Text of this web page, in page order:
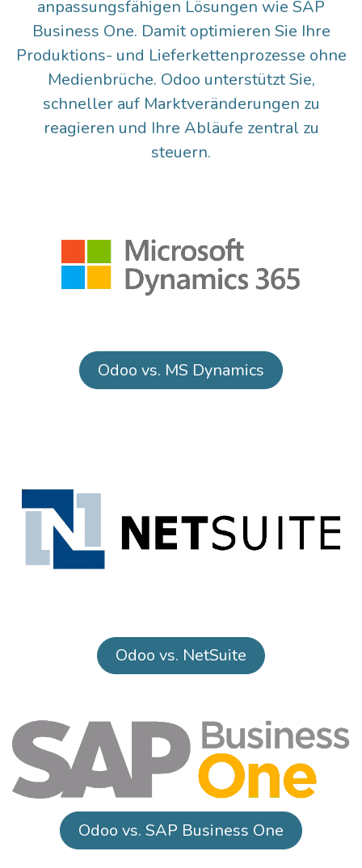
anpassungsfähigen Lösungen wie SAP
Business One. Damit optimieren Sie Ihre
Produktions- und Lieferkettenprozesse ohne
Medienbrüche. Odoo unterstützt Sie,
schneller auf Marktveränderungen zu
reagieren und Ihre Abläufe zentral zu
steuern.
Odoo vs. MS Dynamics
Odoo vs. NetSuite
Odoo vs. SAP Business One